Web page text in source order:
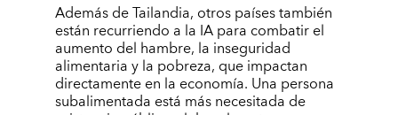
Además de Tailandia, otros países también
están recurriendo a la IA para combatir el
aumento del hambre, la inseguridad
alimentaria y la pobreza, que impactan
directamente en la economía. Una persona
subalimentada está más necesitada de